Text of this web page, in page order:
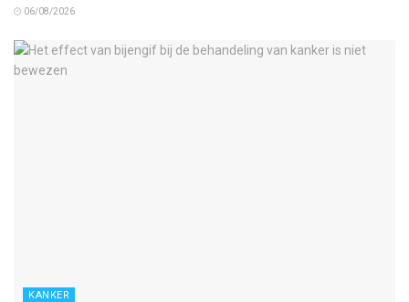
06/08/2026
KANKER